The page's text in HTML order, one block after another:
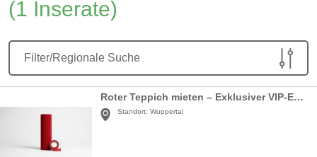
(1 Inserate)
Filter/Regionale Suche
Roter Teppich mieten – Exklusiver VIP-Empfang & Hochzeitsteppich für Ihren großen Auftritt
Standort: Wuppertal